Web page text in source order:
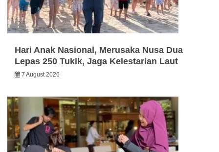
Hari Anak Nasional, Merusaka Nusa Dua
Lepas 250 Tukik, Jaga Kelestarian Laut
7 August 2026